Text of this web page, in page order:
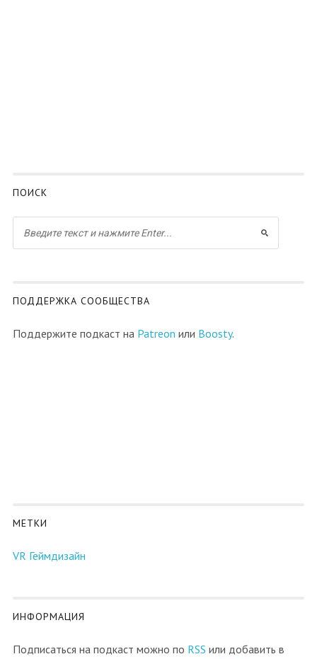
ПОИСК
ПОДДЕРЖКА СООБЩЕСТВА
Поддержите подкаст на Patreon или Boosty.
МЕТКИ
VR Геймдизайн
ИНФОРМАЦИЯ
Подписаться на подкаст можно по RSS или добавить в